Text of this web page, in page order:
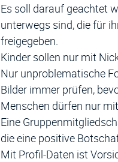
Es soll darauf geachtet
unterwegs sind, die für
freigegeben.
Kinder sollen nur mit
Nur unproblematische
Bilder immer prüfen,
Menschen dürfen nur
Eine
die eine positive
Mit Profil-Daten ist